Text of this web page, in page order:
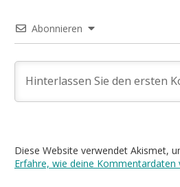
Abonnieren
Diese Website verwendet Akismet,
Erfahre, wie deine Kommentardaten